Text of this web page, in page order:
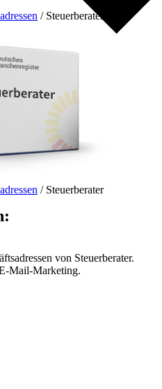
/ Steuerberater
/ Steuerberater
von Steuerberater.
Mail-Marketing.